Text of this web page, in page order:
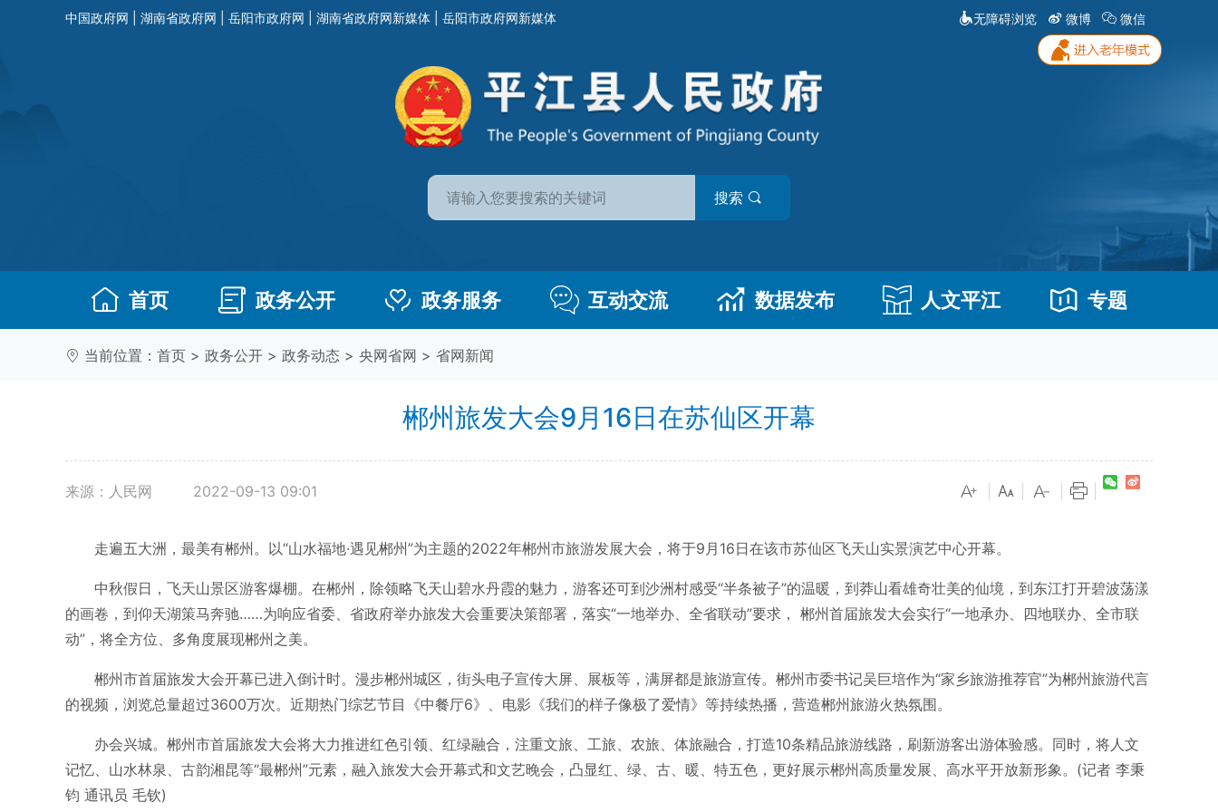
中国政府网 湖南省政府网 岳阳市政府网 湖南省政府网新媒体 岳阳市政府网新媒体 无障碍浏览 微博 微信
搜索
首页 政务公开 政务服务 互动交流 数据发布 人文平江 专题
当前位置： 首页 > 政务公开 > 政务动态 > 央网省网 > 省网新闻
郴州旅发大会9月16日在苏仙区开幕
来源：人民网 2022-09-13 09:01
走遍五大洲，最美有郴州。以“山水福地·遇见郴州”为主题的2022年郴州市旅游发展大会，将于9月16日在该市苏仙区飞天山实景演艺中心开幕。
中秋假日，飞天山景区游客爆棚。在郴州，除领略飞天山碧水丹霞的魅力，游客还可到沙洲村感受“半条被子”的温暖，到莽山看雄奇壮美的仙境，到东江打开碧波荡漾
的画卷，到仰天湖策马奔驰……为响应省委、省政府举办旅发大会重要决策部署，落实“一地举办、全省联动”要求， 郴州首届旅发大会实行“一地承办、四地联办、全市联
动”，将全方位、多角度展现郴州之美。
郴州市首届旅发大会开幕已进入倒计时。漫步郴州城区，街头电子宣传大屏、展板等，满屏都是旅游宣传。郴州市委书记吴巨培作为“家乡旅游推荐官”为郴州旅游代言
的视频，浏览总量超过3600万次。近期热门综艺节目《中餐厅6》、电影《我们的样子像极了爱情》等持续热播，营造郴州旅游火热氛围。
办会兴城。郴州市首届旅发大会将大力推进红色引领、红绿融合，注重文旅、工旅、农旅、体旅融合，打造10条精品旅游线路，刷新游客出游体验感。同时，将人文
记忆、山水林泉、古韵湘昆等“最郴州”元素，融入旅发大会开幕式和文艺晚会，凸显红、绿、古、暖、特五色，更好展示郴州高质量发展、高水平开放新形象。(记者 李秉
钧 通讯员 毛钦)